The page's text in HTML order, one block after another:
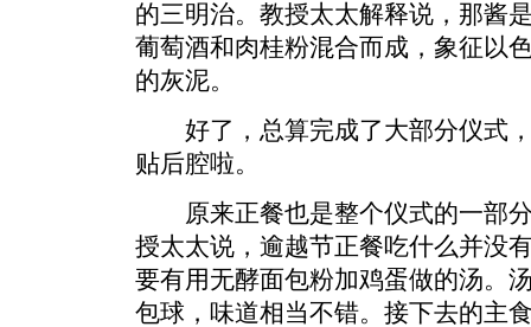
的三明治。教授太太解释说，那酱
葡萄酒和肉桂粉混合而成，象征以
的灰泥。
好了，总算完成了大部分仪式，
贴后腔啦。
原来正餐也是整个仪式的一部分
授太太说，逾越节正餐吃什么并没
要有用无酵面包粉加鸡蛋做的汤。
包球，味道相当不错。接下去的主